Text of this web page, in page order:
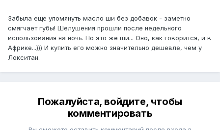
Забыла еще упомянуть масло ши без добавок - заметно
смягчает губы! Шелушения прошли после недельного
использования на ночь. Но это же ши... Оно, как говорится, и в
Африке...))) И купить его можно значительно дешевле, чем у
Локситан.
Пожалуйста, войдите, чтобы
комментировать